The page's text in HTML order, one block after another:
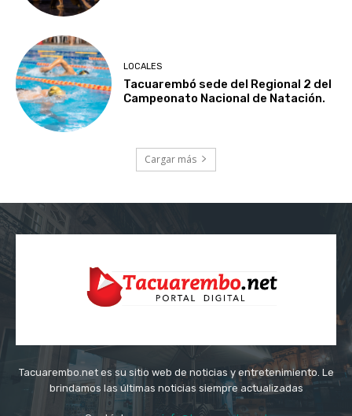
LOCALES
Tacuarembó sede del Regional 2 del
Campeonato Nacional de Natación.
Cargar más
Tacuarembo.net es su sitio web de noticias y entretenimiento. Le
brindamos las últimas noticias siempre actualizadas